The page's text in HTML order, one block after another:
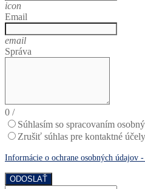
icon
Email
email
Správa
0 /
Súhlasím so spracovaním
Zrušiť súhlas pre kontaktné účely
Informácie o ochrane osobných údajov
ODOSLAŤ